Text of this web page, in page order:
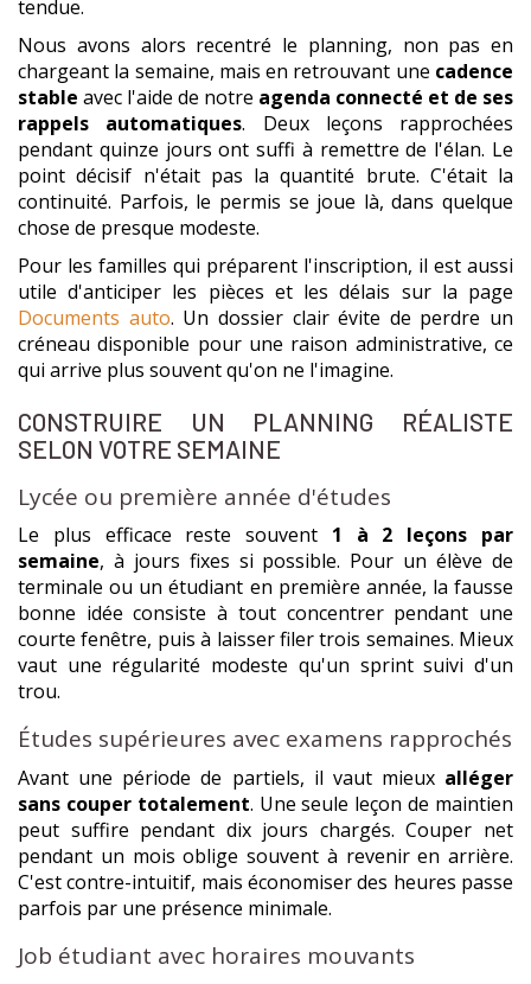
tendue.
Nous avons alors recentré le planning, non pas en
chargeant la semaine, mais en retrouvant une cadence
stable avec l'aide de notre agenda connecté et de ses
rappels automatiques. Deux leçons rapprochées
pendant quinze jours ont suffi à remettre de l'élan. Le
point décisif n'était pas la quantité brute. C'était la
continuité. Parfois, le permis se joue là, dans quelque
chose de presque modeste.
Pour les familles qui préparent l'inscription, il est aussi
utile d'anticiper les pièces et les délais sur la page
Documents auto. Un dossier clair évite de perdre un
créneau disponible pour une raison administrative, ce
qui arrive plus souvent qu'on ne l'imagine.
CONSTRUIRE UN PLANNING RÉALISTE
SELON VOTRE SEMAINE
Lycée ou première année d'études
Le plus efficace reste souvent 1 à 2 leçons par
semaine, à jours fixes si possible. Pour un élève de
terminale ou un étudiant en première année, la fausse
bonne idée consiste à tout concentrer pendant une
courte fenêtre, puis à laisser filer trois semaines. Mieux
vaut une régularité modeste qu'un sprint suivi d'un
trou.
Études supérieures avec examens rapprochés
Avant une période de partiels, il vaut mieux alléger
sans couper totalement. Une seule leçon de maintien
peut suffire pendant dix jours chargés. Couper net
pendant un mois oblige souvent à revenir en arrière.
C'est contre-intuitif, mais économiser des heures passe
parfois par une présence minimale.
Job étudiant avec horaires mouvants